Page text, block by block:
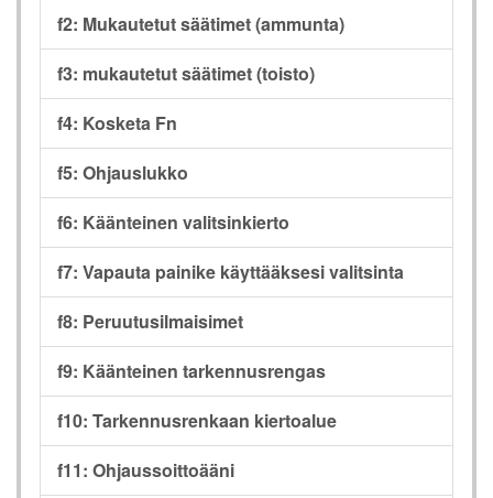
f2: Mukautetut säätimet (ammunta)
f3: mukautetut säätimet (toisto)
f4: Kosketa Fn
f5: Ohjauslukko
f6: Käänteinen valitsinkierto
f7: Vapauta painike käyttääksesi valitsinta
f8: Peruutusilmaisimet
f9: Käänteinen tarkennusrengas
f10: Tarkennusrenkaan kiertoalue
f11: Ohjaussoittoääni